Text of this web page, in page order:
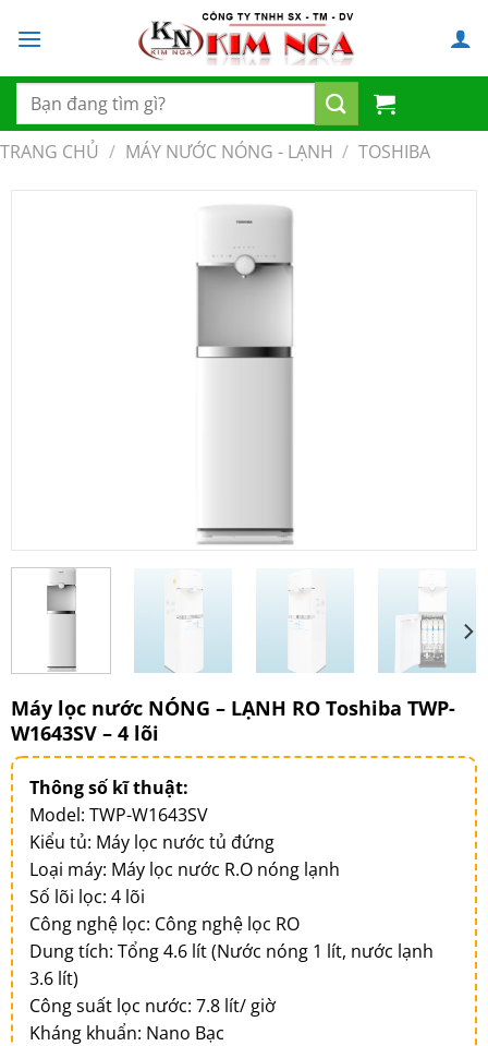
đến
dung
Tìm
kiếm:
TRANG CHỦ / MÁY NƯỚC NÓNG - LẠNH / TOSHIBA
Máy lọc nước NÓNG – LẠNH RO Toshiba TWP-
W1643SV – 4 lõi
Thông số kĩ thuật:
Model: TWP-W1643SV
Kiểu tủ: Máy lọc nước tủ đứng
Loại máy: Máy lọc nước R.O nóng lạnh
Số lõi lọc: 4 lõi
Công nghệ lọc: Công nghệ lọc RO
Dung tích: Tổng 4.6 lít (Nước nóng 1 lít, nước lạnh
3.6 lít)
Công suất lọc nước: 7.8 lít/ giờ
Kháng khuẩn: Nano Bạc